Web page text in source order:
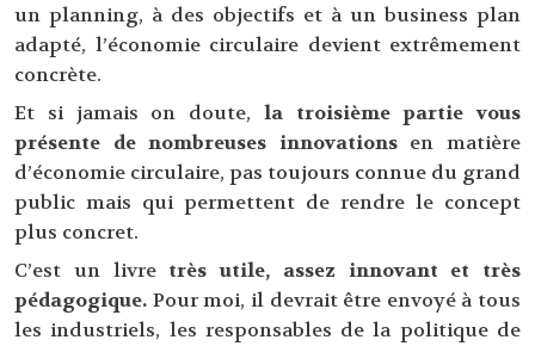
un planning, à des objectifs et à un business plan
adapté, l’économie circulaire devient extrêmement
concrète.
Et si jamais on doute, la troisième partie vous
présente de nombreuses innovationsen matière
d’économie circulaire, pas toujours connue du grand
public mais qui permettent de rendre le concept
plus concret.
C’est un livre très utile, assez innovant et très
pédagogique. Pour moi, il devrait être envoyé à tous
les industriels, les responsables de la politique de